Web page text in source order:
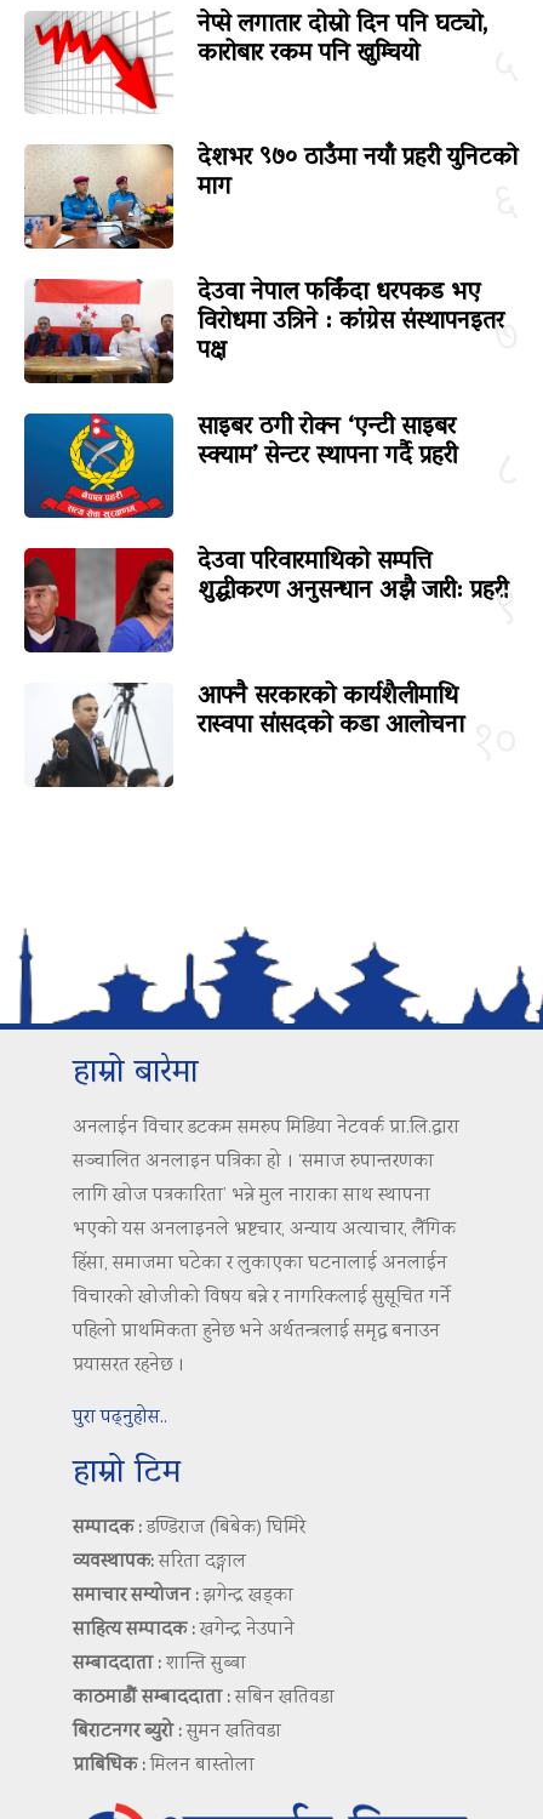
नेप्से लगातार दोस्रो दिन पनि घट्यो,
कारोबार रकम पनि खुम्चियो
देशभर ९७० ठाउँमा नयाँ प्रहरी युनिटको
माग
७
देउवा नेपाल फर्किंदा धरपकड भए
विरोधमा उत्रिने : कांग्रेस संस्थापनइतर
पक्ष
साइबर ठगी रोक्न ‘एन्टी साइबर
स्क्याम’ सेन्टर स्थापना गर्दै प्रहरी
९
देउवा परिवारमाथिको सम्पत्ति
शुद्धीकरण अनुसन्धान अझै जारी: प्रहरी
आफ्नै सरकारको कार्यशैलीमाथि
रास्वपा सांसदको कडा आलोचना
हाम्रो बारेमा
अनलाईन विचार डटकम समरुप मिडिया नेटवर्क प्रा.लि.द्वारा
सञ्चालित अनलाइन पत्रिका हो । ‘समाज रुपान्तरणका
लागि खोज पत्रकारिता’ भन्ने मुल नाराका साथ स्थापना
भएको यस अनलाइनले भ्रष्टचार, अन्याय अत्याचार, लैंगिक
हिंसा, समाजमा घटेका र लुकाएका घटनालाई अनलाईन
विचारको खोजीको विषय बन्ने र नागरिकलाई सुसूचित गर्ने
पहिलो प्राथमिकता हुनेछ भने अर्थतन्त्रलाई समृद्ध बनाउन
प्रयासरत रहनेछ ।
पुरा पढ्नुहोस..
हाम्रो टिम
सम्पादक :डण्डिराज (बिबेक) घिमिरे
व्यवस्थापक:सरिता दङ्गाल
समाचार सम्योजन :झगेन्द्र खड्का
साहित्य सम्पादक :खगेन्द्र नेउपाने
सम्बाददाता :शान्ति सुब्बा
काठमाडौं सम्बाददाता :सबिन खतिवडा
बिराटनगर ब्युरो :सुमन खतिवडा
प्राबिधिक :मिलन बास्तोला